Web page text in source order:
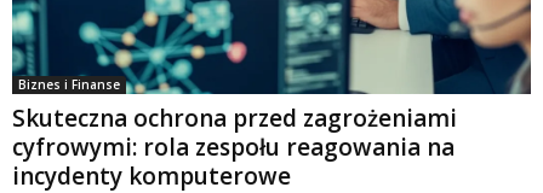
Biznes i Finanse
Skuteczna ochrona przed zagrożeniami
cyfrowymi: rola zespołu reagowania na
incydenty komputerowe